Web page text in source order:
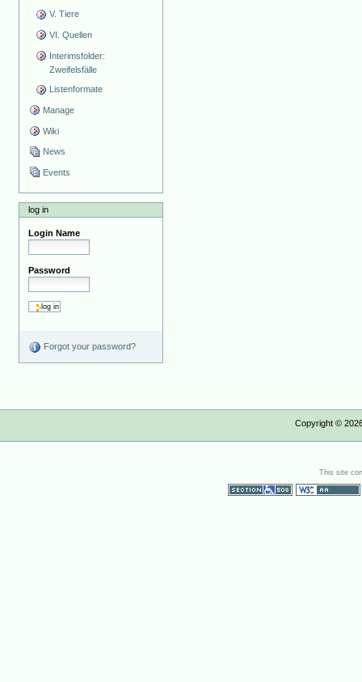
V. Tiere
VI. Quellen
Interimsfolder:
Zweifelsfälle
Listenformate
Manage
Wiki
News
Events
log in
Login Name
Password
Forgot your password?
Copyright ©
This site